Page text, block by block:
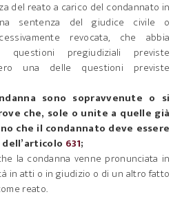
del reato a carico del condannato in
sentenza del giudice civile o
revocata, che abbia
pregiudiziali previste
una delle questioni previste
sono sopravvenute o si
che, sole o unite a quelle già
che il condannato deve essere
631;
la condanna venne pronunciata in
in atti o in giudizio o di un altro fatto
reato.